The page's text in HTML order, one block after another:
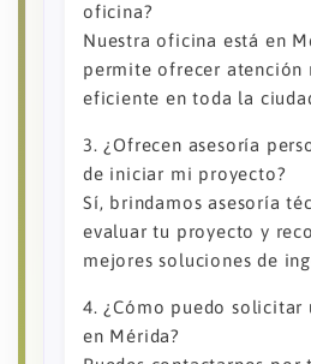
oficina?
Nuestra oficina está en
permite ofrecer atención
eficiente en toda la
3. ¿Ofrecen asesoría
de iniciar mi proyecto?
Sí, brindamos asesoría
evaluar tu proyecto y
mejores soluciones de
4. ¿Cómo puedo solicitar
en Mérida?